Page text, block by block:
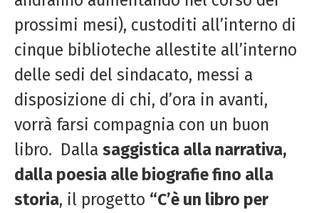
prossimi mesi), custoditi all’interno di
cinque biblioteche allestite all’interno
delle sedi del sindacato, messi a
disposizione di chi, d’ora in avanti,
vorrà farsi compagnia con un buon
libro. Dalla saggistica alla narrativa,
dalla poesia alle biografie fino alla
storia, il progetto “C’è un libro per